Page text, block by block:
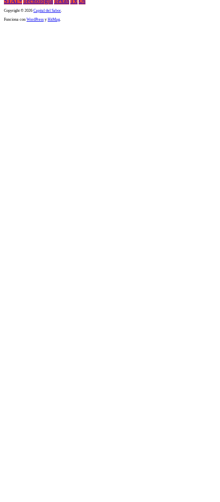
Copyright © 2026 Capital del Sabor.
Funciona con WordPress y HitMag.